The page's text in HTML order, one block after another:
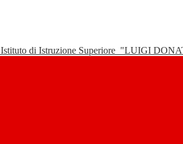
Istituto di Istruzione Superiore "LUIGI